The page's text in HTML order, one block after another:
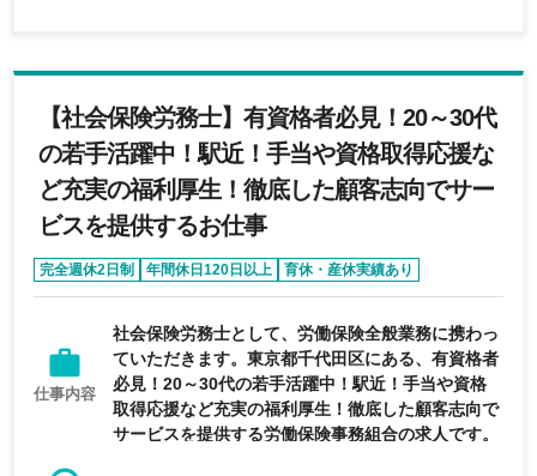
【社会保険労務士】有資格者必見！20～30代
の若手活躍中！駅近！手当や資格取得応援な
ど充実の福利厚生！徹底した顧客志向でサー
ビスを提供するお仕事
完全週休2日制 年間休日120日以上
育休・産休実績あり
第二新卒歓迎
経験者優遇
仕事内容
社会保険労務士として、労働保険全般業務に携わっ
ていただきます。東京都千代田区にある、有資格者
必見！20～30代の若手活躍中！駅近！手当や資格
取得応援など充実の福利厚生！徹底した顧客志向で
サービスを提供する労働保険事務組合の求人です。